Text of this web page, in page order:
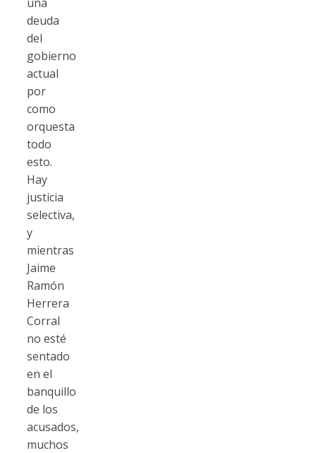
deuda
del
gobierno
actual
por
como
orquesta
todo
esto.
Hay
justicia
selectiva,
y
mientras
Jaime
Ramón
Herrera
Corral
no esté
sentado
en el
banquillo
de los
acusados,
muchos